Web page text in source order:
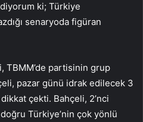
ki; Türkiye
senaryoda figüran
TBMM’de partisinin grup
pazar günü idrak edilecek 3
çekti. Bahçeli, 2’nci
doğru Türkiye’nin çok yönlü